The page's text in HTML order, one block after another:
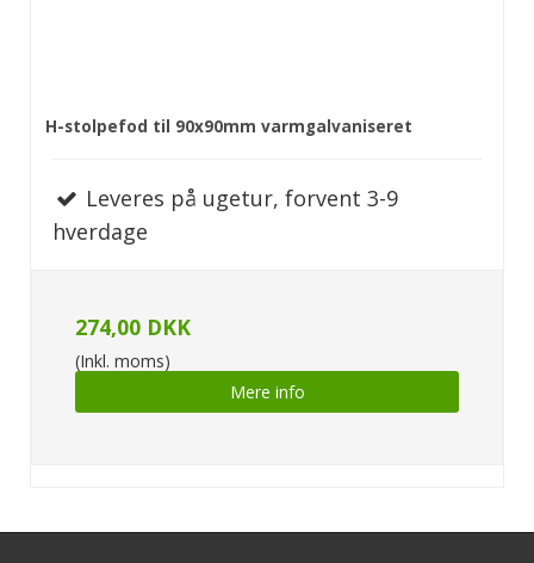
H-stolpefod til 90x90mm varmgalvaniseret
Leveres på ugetur, forvent 3-9
hverdage
274,00 DKK
(Inkl. moms)
Mere info